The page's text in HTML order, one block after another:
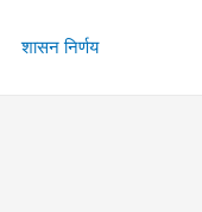
शासन निर्णय